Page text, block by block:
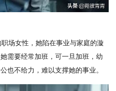
场女性，她陷在事业与家庭的漩
需要经常加班，可一旦加班，幼
也不给力，难以支撑她的事业。